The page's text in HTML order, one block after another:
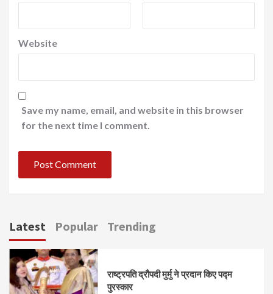
Website
Save my name, email, and website in this browser
for the next time I comment.
Latest Popular Trending
राष्ट्रपति द्रौपदी मुर्मु ने प्रदान किए पद्म
पुरस्कार